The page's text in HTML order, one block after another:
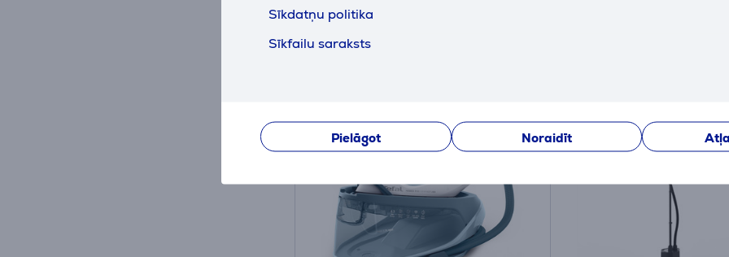
Sīkdatņu politika
Sīkfailu saraksts
Pielāgot Noraidīt
85.99 €